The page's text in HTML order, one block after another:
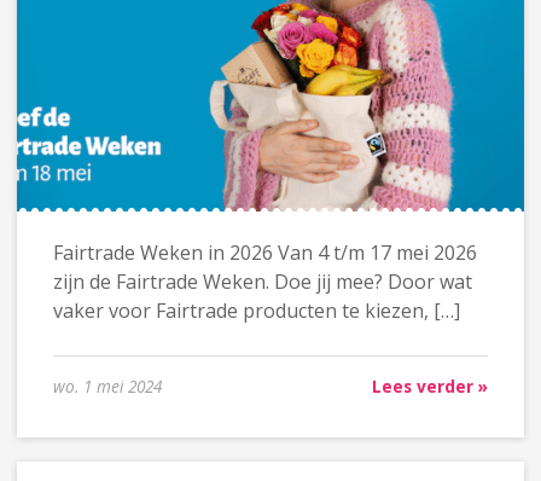
Fairtrade Weken in 2026 Van 4 t/m 17 mei 2026
zijn de Fairtrade Weken. Doe jij mee? Door wat
vaker voor Fairtrade producten te kiezen, […]
wo. 1 mei 2024 Lees verder »